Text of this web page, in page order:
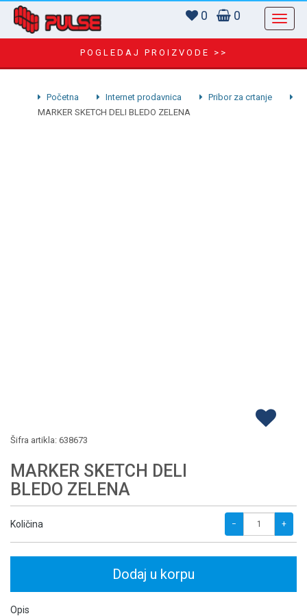
0 0
POGLEDAJ PROIZVODE >>
Početna Internet prodavnica
Pribor za crtanje
MARKER SKETCH DELI BLEDO ZELENA
Šifra artikla: 638673
MARKER SKETCH DELI
BLEDO ZELENA
Količina − +
Dodaj u korpu
Opis